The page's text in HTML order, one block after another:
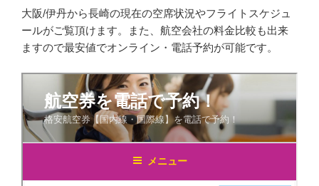
大阪/伊丹から長崎の現在の空席状況やフライトスケジュ
ールがご覧頂けます。また、航空会社の料金比較も出来
ますので最安値でオンライン・電話予約が可能です。